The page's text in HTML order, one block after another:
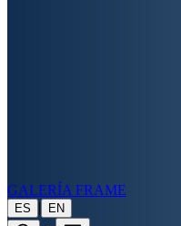
GALERÍA FRAME
ES | EN